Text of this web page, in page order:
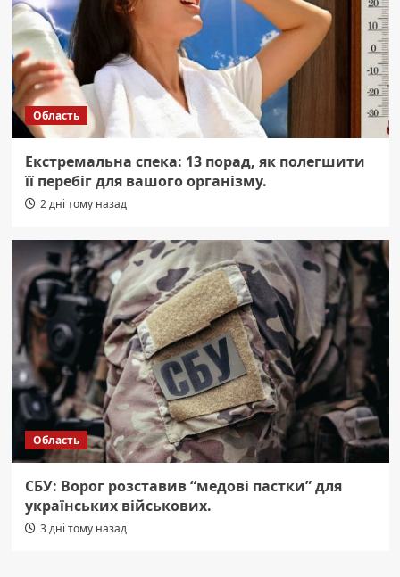
Область
Екстремальна спека: 13 порад, як полегшити
її перебіг для вашого організму.
2 дні тому назад
Область
СБУ: Ворог розставив “медові пастки” для
українських військових.
3 дні тому назад